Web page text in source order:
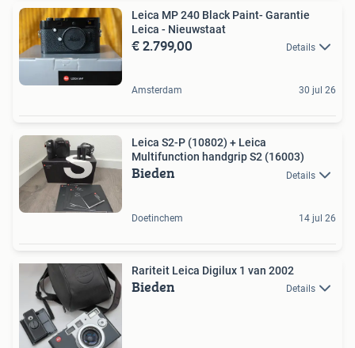
Leica MP 240 Black Paint- Garantie
Leica - Nieuwstaat
€ 2.799,00 Details
Amsterdam 30 jul 26
Leica S2-P (10802) + Leica
Multifunction handgrip S2 (16003)
Bieden Details
Doetinchem 14 jul 26
Rariteit Leica Digilux 1 van 2002
Bieden Details